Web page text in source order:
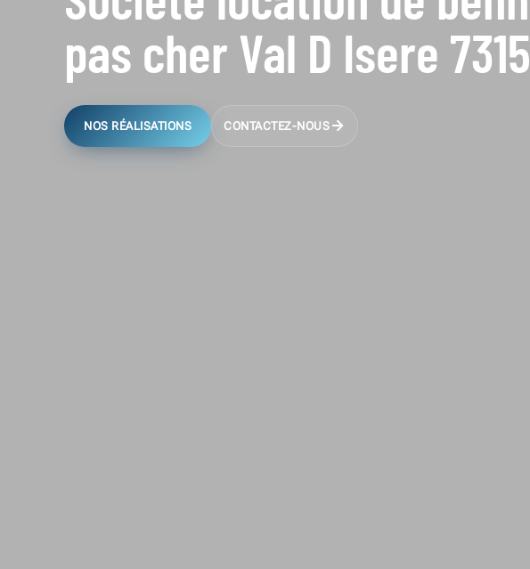
pas cher Val D Isere
NOS RÉALISATIONS CONTACTEZ-NOUS